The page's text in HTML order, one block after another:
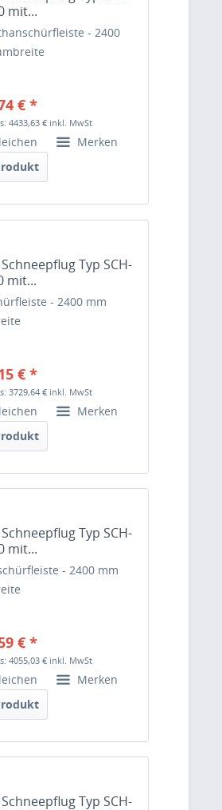
mit...
- 2400
€ *
4433,63 € inkl. MwSt
Merken
Schneepflug Typ SCH-
mit...
- 2400 mm
€ *
3729,64 € inkl. MwSt
Merken
Schneepflug Typ SCH-
mit...
- 2400 mm
€ *
4055,03 € inkl. MwSt
Merken
Schneepflug Typ SCH-